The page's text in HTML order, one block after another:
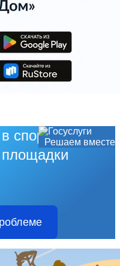
Решаем вместе
спортивную